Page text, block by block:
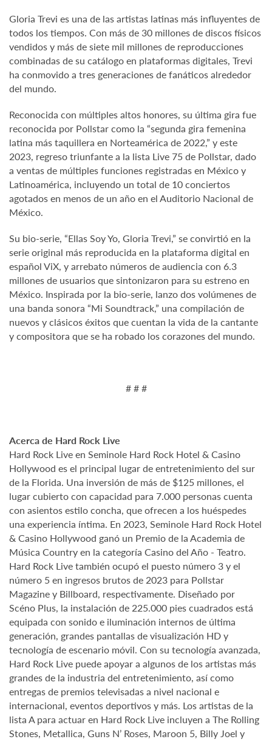
Gloria Trevi es una de las artistas latinas más influyentes de
todos los tiempos. Con más de 30 millones de discos físicos
vendidos y más de siete mil millones de reproducciones
combinadas de su catálogo en plataformas digitales, Trevi
ha conmovido a tres generaciones de fanáticos alrededor
del mundo.
Reconocida con múltiples altos honores, su última gira fue
reconocida por Pollstar como la “segunda gira femenina
latina más taquillera en Norteamérica de 2022,” y este
2023, regreso triunfante a la lista Live 75 de Pollstar, dado
a ventas de múltiples funciones registradas en México y
Latinoamérica, incluyendo un total de 10 conciertos
agotados en menos de un año en el Auditorio Nacional de
México.
Su bio-serie, “Ellas Soy Yo, Gloria Trevi,” se convirtió en la
serie original más reproducida en la plataforma digital en
español ViX, y arrebato números de audiencia con 6.3
millones de usuarios que sintonizaron para su estreno en
México. Inspirada por la bio-serie, lanzo dos volúmenes de
una banda sonora “Mi Soundtrack,” una compilación de
nuevos y clásicos éxitos que cuentan la vida de la cantante
y compositora que se ha robado los corazones del mundo.
# # #
Acerca de Hard Rock Live
Hard Rock Live en Seminole Hard Rock Hotel & Casino
Hollywood es el principal lugar de entretenimiento del sur
de la Florida. Una inversión de más de $125 millones, el
lugar cubierto con capacidad para 7.000 personas cuenta
con asientos estilo concha, que ofrecen a los huéspedes
una experiencia íntima. En 2023, Seminole Hard Rock Hotel
& Casino Hollywood ganó un Premio de la Academia de
Música Country en la categoría Casino del Año - Teatro.
Hard Rock Live también ocupó el puesto número 3 y el
número 5 en ingresos brutos de 2023 para Pollstar
Magazine y Billboard, respectivamente. Diseñado por
Scéno Plus, la instalación de 225.000 pies cuadrados está
equipada con sonido e iluminación internos de última
generación, grandes pantallas de visualización HD y
tecnología de escenario móvil. Con su tecnología avanzada,
Hard Rock Live puede apoyar a algunos de los artistas más
grandes de la industria del entretenimiento, así como
entregas de premios televisadas a nivel nacional e
internacional, eventos deportivos y más. Los artistas de la
lista A para actuar en Hard Rock Live incluyen a The Rolling
Stones, Metallica, Guns N’ Roses, Maroon 5, Billy Joel y